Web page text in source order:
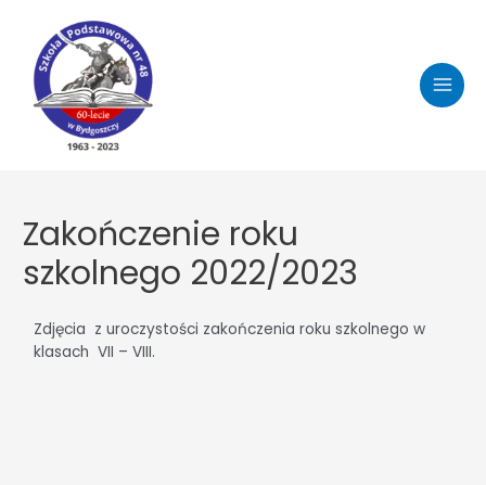
Zakończenie roku
szkolnego 2022/2023
Zdjęcia z uroczystości zakończenia roku szkolnego w
klasach VII – VIII.